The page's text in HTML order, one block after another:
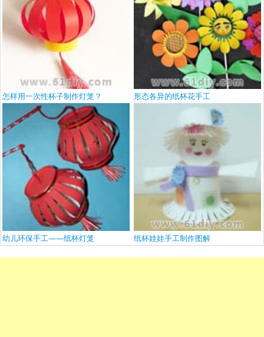
怎样用一次性杯子制作灯笼？ 形态各异的纸杯花手工
幼儿环保手工——纸杯灯笼 纸杯娃娃手工制作图解